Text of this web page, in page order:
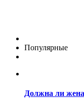
Популярные
Должна ли